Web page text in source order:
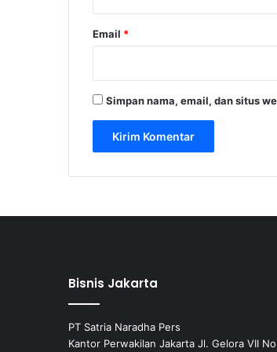
Email *
Simpan nama, email, dan situs
Bisnis Jakarta
PT Satria Naradha Pers
Kantor Perwakilan Jakarta Jl. Gelora VII No